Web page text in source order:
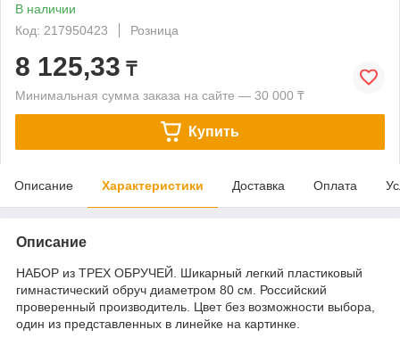
В наличии
Код: 217950423
Розница
8 125,33 ₸
Минимальная сумма заказа на сайте — 30 000 ₸
Купить
Описание Характеристики Доставка Оплата
Описание
НАБОР из ТРЕХ ОБРУЧЕЙ. Шикарный легкий пластиковый
гимнастический обруч диаметром 80 см. Российский
проверенный производитель. Цвет без возможности выбора,
один из представленных в линейке на картинке.